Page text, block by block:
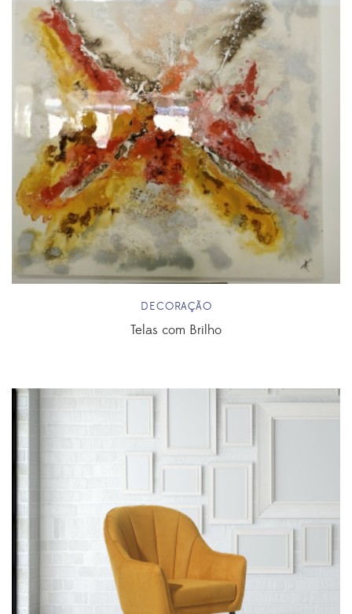
DECORAÇÃO
Telas com Brilho